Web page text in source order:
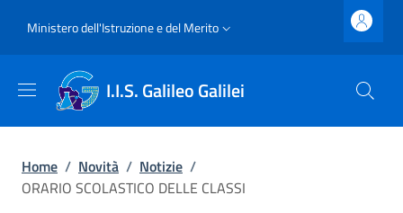
Slim top
Ministero dell'Istruzione e del Merito
I.I.S. Galileo Galilei
Briciole di pane
Home / Novità / Notizie /
ORARIO SCOLASTICO DELLE CLASSI